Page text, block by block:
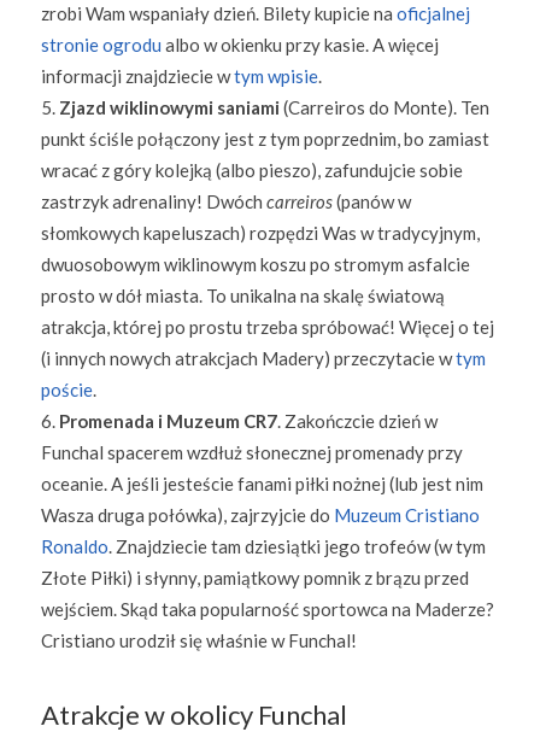
zrobi Wam wspaniały dzień. Bilety kupicie na oficjalnej
stronie ogrodu albo w okienku przy kasie. A więcej
informacji znajdziecie wtym wpisie.
Zjazd wiklinowymi saniami (Carreiros do Monte). Ten
punkt ściśle połączony jest z tym poprzednim, bo zamiast
wracać z góry kolejką (albo pieszo), zafundujcie sobie
zastrzyk adrenaliny! Dwóch carreiros(panów w
słomkowych kapeluszach) rozpędzi Was w tradycyjnym,
dwuosobowym wiklinowym koszu po stromym asfalcie
prosto w dół miasta. To unikalna na skalę światową
atrakcja, której po prostu trzeba spróbować! Więcej o tej
(i innych nowych atrakcjach Madery) przeczytacie wtym
poście.
Promenada i Muzeum CR7. Zakończcie dzień w
Funchal spacerem wzdłuż słonecznej promenady przy
oceanie. A jeśli jesteście fanami piłki nożnej (lub jest nim
Wasza druga połówka), zajrzyjcie do Muzeum Cristiano
Ronaldo. Znajdziecie tam dziesiątki jego trofeów (w tym
Złote Piłki) i słynny, pamiątkowy pomnik z brązu przed
wejściem. Skąd taka popularność sportowca na Maderze?
Cristiano urodził się właśnie w Funchal!
Atrakcje w okolicy Funchal